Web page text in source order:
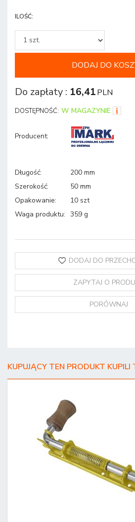
ILOŚĆ:
DODAJ DO
Do zapłaty : 16,41PLN
DOSTĘPNOŚĆ: W MAGAZYNIE
Producent:
Długość:
200 mm
Szerokość:
50 mm
Opakowanie:
10 szt
Waga produktu: 359 g
DODAJ DO
ZAPYTAJ O
PORÓWNAJ
KUPUJĄCY TEN PRODUKT KUPILI